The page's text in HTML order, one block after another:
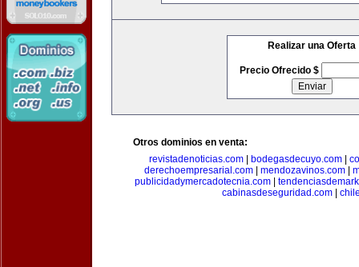
Realizar una Oferta
Precio Ofrecido $
Otros dominios en venta:
revistadenoticias.com
bodegasdecuyo.com
derechoempresarial.com
mendozavinos.com
publicidadymercadotecnia.com|
cabinasdeseguridad.com